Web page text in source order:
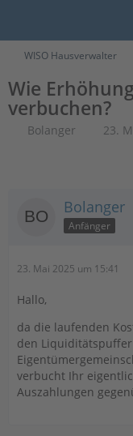
WISO Hausverwalter
Wie
verbuchen?
Bolanger 23.
Bolanger
Anfänger
23. Mai 2025 um 15:41
Hallo,
da die laufenden
den
verbucht Ihr
Auszahlungen